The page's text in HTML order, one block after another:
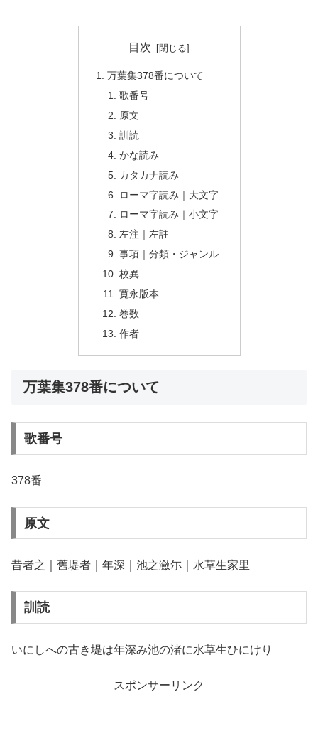
目次
万葉集378番について
歌番号
原文
訓読
かな読み
カタカナ読み
ローマ字読み｜大文字
ローマ字読み｜小文字
左注｜左註
事項｜分類・ジャンル
校異
寛永版本
巻数
作者
万葉集378番について
歌番号
378番
原文
昔者之｜舊堤者｜年深｜池之瀲尓｜水草生家里
訓読
いにしへの古き堤は年深み池の渚に水草生ひにけり
スポンサーリンク